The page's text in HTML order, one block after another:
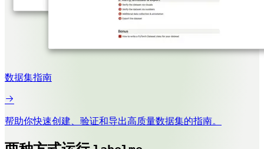
数据集指南
帮助你快速创建、验证和导出高质量数据集的指南。